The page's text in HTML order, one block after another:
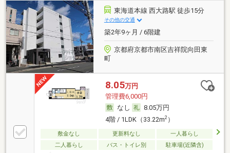
東海道本線 西大路駅 徒歩15分
その他の交通
築2年9ヶ月 / 6階建
京都府京都市南区吉祥院向田東
町
8.05万円
管理費6,000円
なし
8.05万円
4階 / 1LDK（33.22m2）
敷金なし 更新料なし
一人暮らし
二人暮らし
バス・トイレ別 駐車場(近隣含)